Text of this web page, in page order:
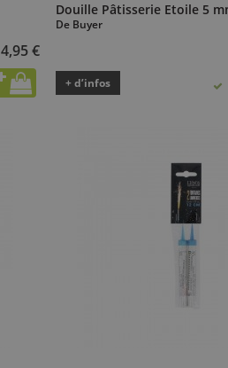
4,95 €
Douille Pâtisserie Etoile 5
De Buyer
+ d’infos